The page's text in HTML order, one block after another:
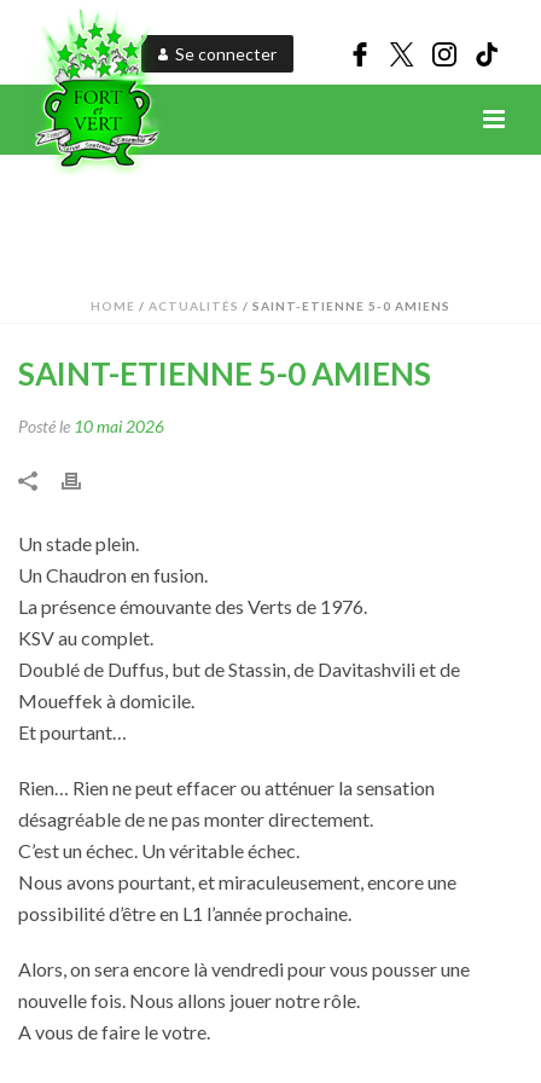
Se connecter
HOME / ACTUALITÉS / SAINT-ETIENNE 5-0 AMIENS
SAINT-ETIENNE 5-0 AMIENS
Posté le 10 mai 2026
Un stade plein.
Un Chaudron en fusion.
La présence émouvante des Verts de 1976.
KSV au complet.
Doublé de Duffus, but de Stassin, de Davitashvili et de
Moueffek à domicile.
Et pourtant…
Rien… Rien ne peut effacer ou atténuer la sensation
désagréable de ne pas monter directement.
C’est un échec. Un véritable échec.
Nous avons pourtant, et miraculeusement, encore une
possibilité d’être en L1 l’année prochaine.
Alors, on sera encore là vendredi pour vous pousser une
nouvelle fois. Nous allons jouer notre rôle.
A vous de faire le votre.